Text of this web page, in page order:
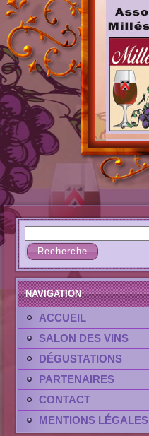
NAVIGATION
ACCUEIL
SALON DES VINS
DÉGUSTATIONS
PARTENAIRES
CONTACT
MENTIONS LÉGALES